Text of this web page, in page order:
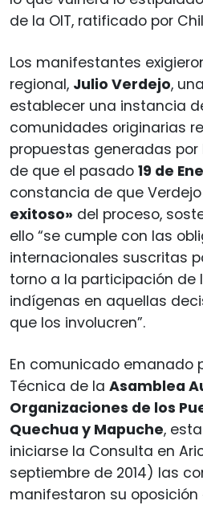
de la OIT, ratificado por
Los manifestantes
regional, Julio Verdejo,
establecer una instancia
comunidades originarias
propuestas generadas
de que el pasado 19 de
constancia de que
exitoso» del proceso,
ello “se cumple con las
internacionales suscritas
torno a la participación de
indígenas en aquellas
que los involucren”.
En comunicado emanado
Técnica de la Asamblea
Organizaciones de los
Quechua y Mapuche,
iniciarse la Consulta en
septiembre de 2014) las
manifestaron su